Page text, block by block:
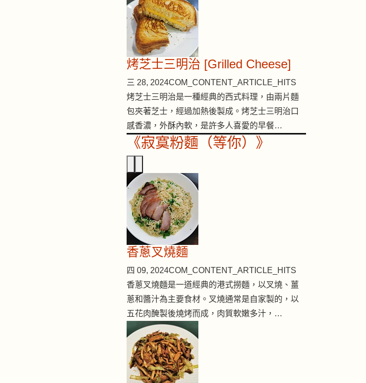
烤芝士三明治 [Grilled Cheese]
三 28, 2024COM_CONTENT_ARTICLE_HITS
烤芝士三明治是一種經典的西式料理，由兩片麵
包夾著芝士，經過加熱後製成。烤芝士三明治口
感香濃，外酥內軟，是許多人喜愛的早餐…
《寂寞粉麵（等你）》
香蔥叉燒麵
四 09, 2024COM_CONTENT_ARTICLE_HITS
香蔥叉燒麵是一道經典的港式撈麵，以叉燒、薑
蔥和醬汁為主要食材。叉燒通常是自家製的，以
五花肉醃製後燒烤而成，肉質軟嫩多汁，…